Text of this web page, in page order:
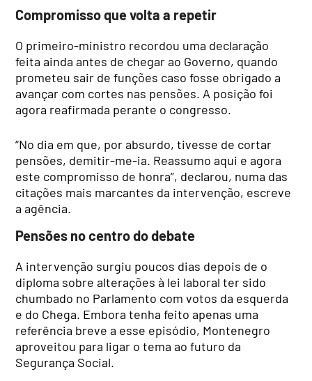
Compromisso que volta a repetir
O primeiro-ministro recordou uma declaração
feita ainda antes de chegar ao Governo, quando
prometeu sair de funções caso fosse obrigado a
avançar com cortes nas pensões. A posição foi
agora reafirmada perante o congresso.
“No dia em que, por absurdo, tivesse de cortar
pensões, demitir-me-ia. Reassumo aqui e agora
este compromisso de honra”, declarou, numa das
citações mais marcantes da intervenção, escreve
a agência.
Pensões no centro do debate
A intervenção surgiu poucos dias depois de o
diploma sobre alterações à lei laboral ter sido
chumbado no Parlamento com votos da esquerda
e do Chega. Embora tenha feito apenas uma
referência breve a esse episódio, Montenegro
aproveitou para ligar o tema ao futuro da
Segurança Social.